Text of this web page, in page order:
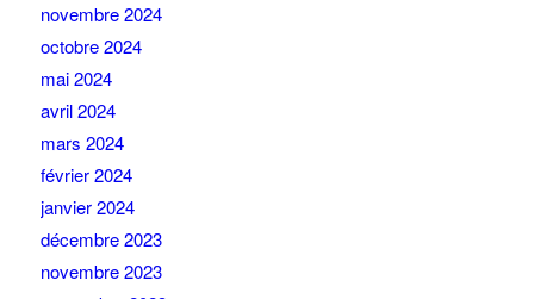
novembre 2024
octobre 2024
mai 2024
avril 2024
mars 2024
février 2024
janvier 2024
décembre 2023
novembre 2023